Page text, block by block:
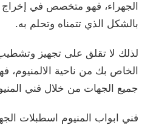
الجهراء، فهو متخصص في إخراج
بالشكل الذي تتمناه وتحلم به.
لذلك لا تقلق على تجهيز
الخاص بك من ناحية
جميع الجهات من خلال فني
فني ابواب المنيوم اسطبلات